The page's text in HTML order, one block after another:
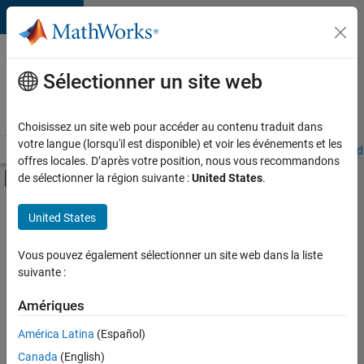
Passer au contenu
Votre
carrière
chez
Accueil Explorer nos opportunités Adresses de nos bureaux
Activer/désactiver l'affichage du menu
Contenu principal
FILTRER PAR
Programme destiné aux nouvelles carrières (EDG)
Applications et outils commerciaux
Globalisation
Actuellement,
aucune
Sélectionner un site web
Choisissez un site web pour accéder au contenu traduit dans
votre langue (lorsqu'il est disponible) et voir les événements et les
offres locales. D’après votre position, nous vous recommandons
de sélectionner la région suivante :United States.
United States
Vous pouvez également sélectionner un site web dans la liste
suivante :
Amériques
América Latina (Español)
Canada (English)